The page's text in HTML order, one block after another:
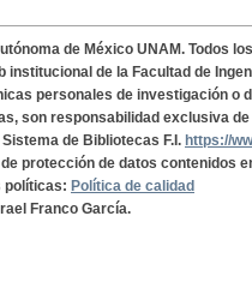
de México UNAM. Todos
institucional de la Facultad de
personales de investigación o
son responsabilidad exclusiva
de Bibliotecas F.I. https://
protección de datos contenidos
políticas: Política de calidad
Franco García.